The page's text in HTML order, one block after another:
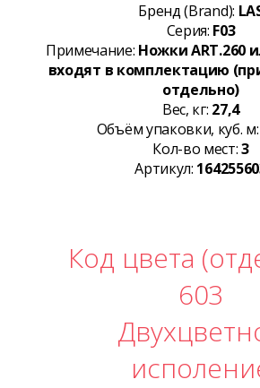
Бренд (Brand):
Серия: F03
Примечание: Ножки ART.260
входят в комплектацию
отдельно)
Вес, кг: 27,4
Объём упаковки, куб. м:
Кол-во мест:3
Артикул:
Код цвета
603